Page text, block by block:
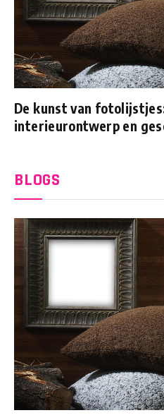
De kunst van
interieurontwerp en
BLOGS